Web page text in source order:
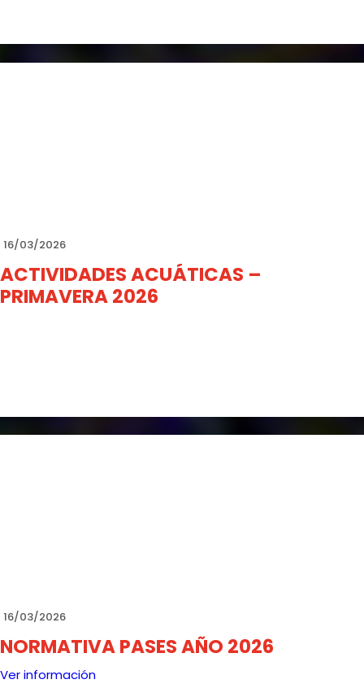
16/03/2026
ACTIVIDADES ACUÁTICAS –
PRIMAVERA 2026
16/03/2026
NORMATIVA PASES AÑO 2026
Ver información